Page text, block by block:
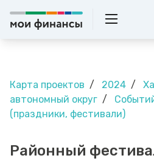
Карта проектов 2024
автономный округ
(праздники, фестивали)
Районный